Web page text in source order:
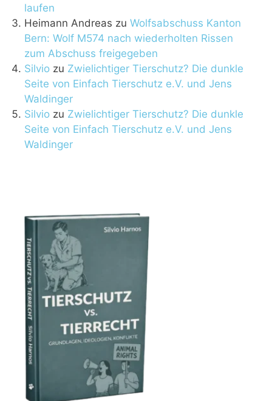
laufen
Heimann Andreas zu Wolfsabschuss Kanton
Bern: Wolf M574 nach wiederholten Rissen
zum Abschuss freigegeben
Silvio zu Zwielichtiger Tierschutz? Die dunkle
Seite von Einfach Tierschutz e.V. und Jens
Waldinger
Silvio zu Zwielichtiger Tierschutz? Die dunkle
Seite von Einfach Tierschutz e.V. und Jens
Waldinger